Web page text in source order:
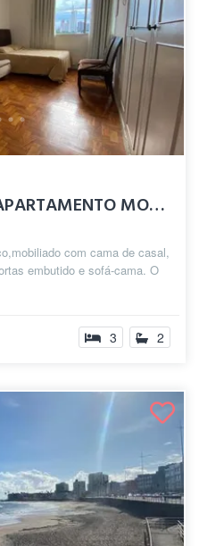
QUARTO AMPLO EM APARTAMENTO MOBILIADO
com cama de casal,
embutido e sofá-cama. O
3 2